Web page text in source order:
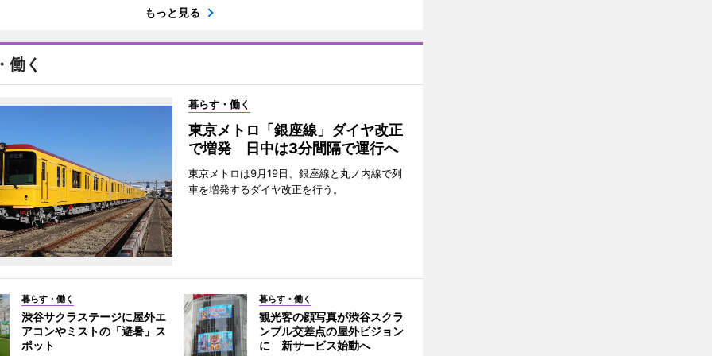
もっと見る
働く
暮らす・働く
東京メトロ「銀座線」ダイヤ改正
で増発 日中は3分間隔で運行へ
東京メトロは9月19日、銀座線と丸ノ内線で列
車を増発するダイヤ改正を行う。
暮らす・働く
渋谷サクラステージに屋外エ
アコンやミストの「避暑」ス
ポット
暮らす・働く
観光客の顔写真が渋谷スクラ
ンブル交差点の屋外ビジョン
に 新サービス始動へ